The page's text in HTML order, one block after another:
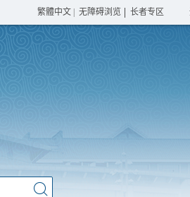
繁體中文 无障碍浏览 长者专区